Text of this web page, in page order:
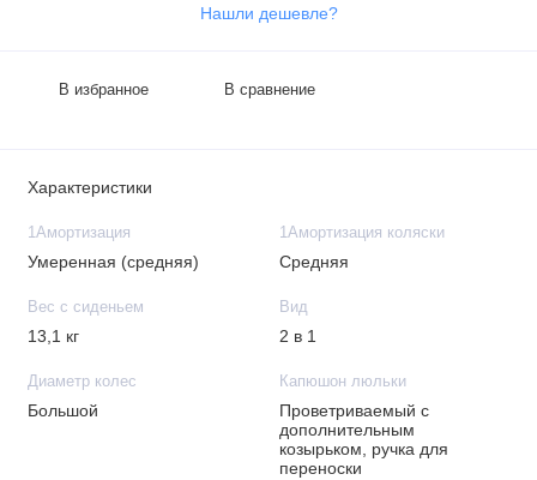
Нашли дешевле?
В избранное В сравнение
Характеристики
1Амортизация
Умеренная (средняя)
1Амортизация коляски
Средняя
Вес с сиденьем
13,1 кг
Вид
2 в 1
Диаметр колес
Большой
Капюшон люльки
Проветриваемый с
дополнительным
козырьком, ручка для
переноски